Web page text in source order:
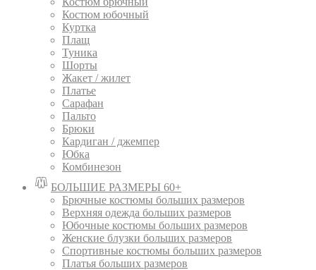
Костюм юбочный
Куртка
Плащ
Туника
Шорты
Жакет / жилет
Платье
Сарафан
Пальто
Брюки
Кардиган / джемпер
Юбка
Комбинезон
БОЛЬШИЕ РАЗМЕРЫ 60+
Брючные костюмы больших размеров
Верхняя одежда больших размеров
Юбочные костюмы больших размеров
Женские блузки больших размеров
Спортивные костюмы больших размеров
Платья больших размеров